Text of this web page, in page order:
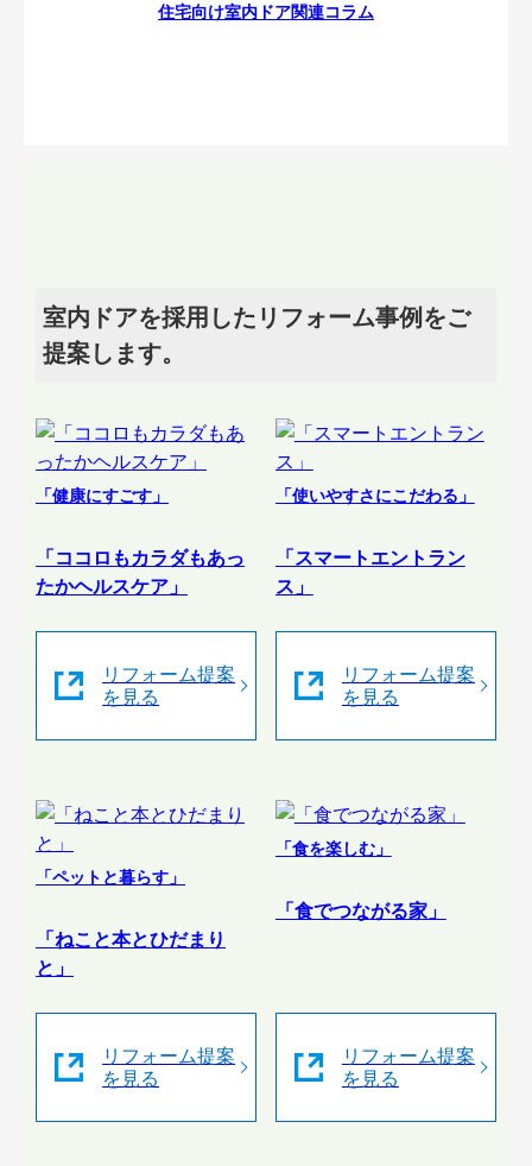
住宅向け室内ドア関連コラム
室内ドアを採用したリフォーム事例をご
提案します。
「健康にすごす」
「ココロもカラダもあっ
たかヘルスケア」
リフォーム提案
を見る
「使いやすさにこだわる」
「スマートエントラン
ス」
リフォーム提案
を見る
「ペットと暮らす」
「ねこと本とひだまり
と」
リフォーム提案
を見る
「食を楽しむ」
「食でつながる家」
リフォーム提案
を見る